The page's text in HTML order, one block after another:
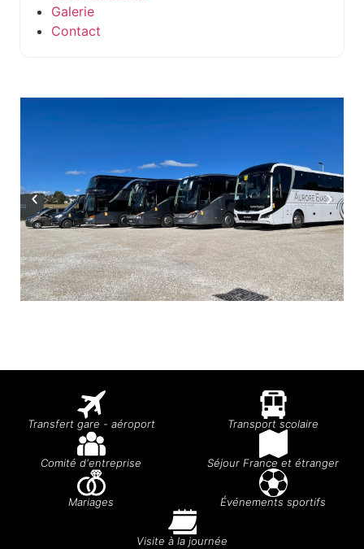
Galerie
Contact
Transfert gare - aéroport Transport scolaire
Comité d'entreprise Séjour France et étranger
Mariages Événements sportifs
Visite à la journée